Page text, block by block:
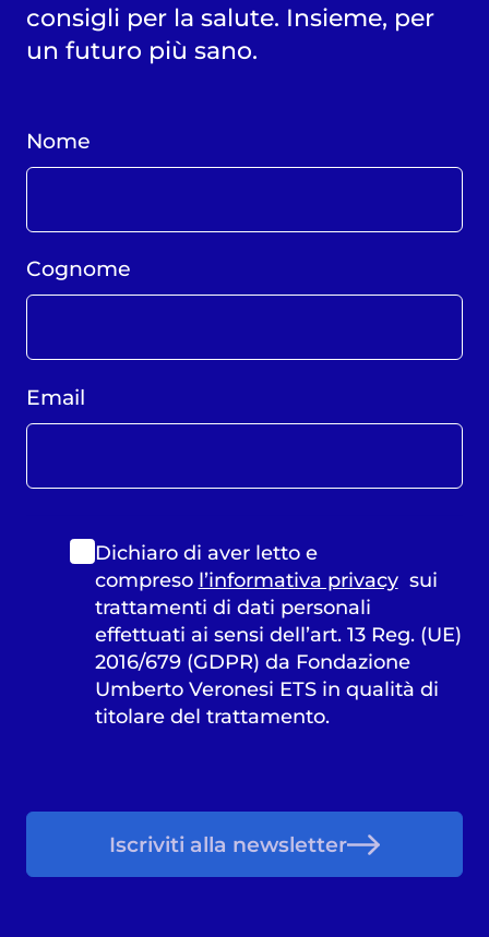
consigli per la salute. Insieme, per
un futuro più sano.
Nome
Cognome
Email
Dichiaro di aver letto e
compreso l’informativa privacysui
trattamenti di dati personali
effettuati ai sensi dell’art. 13 Reg. (UE)
2016/679 (GDPR) da Fondazione
Umberto Veronesi ETS in qualità di
titolare del trattamento.
Iscriviti alla newsletter